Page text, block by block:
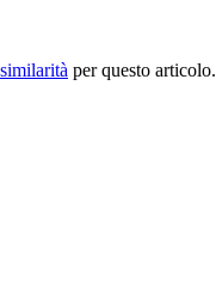
per questo articolo.